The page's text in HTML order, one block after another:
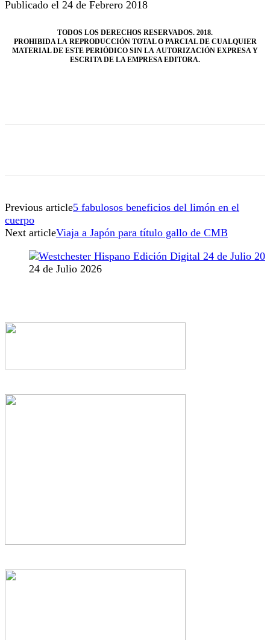
Publicado el 24 de Febrero 2018
TODOS LOS DERECHOS RESERVADOS. 2018.
PROHIBIDA LA REPRODUCCIÓN TOTAL O PARCIAL DE CUALQUIER
MATERIAL DE ESTE PERIÓDICO SIN LA AUTORIZACIÓN EXPRESA Y
ESCRITA DE LA EMPRESA EDITORA.
Previous article5 fabulosos beneficios del limón en el
cuerpo
Next articleViaja a Japón para título gallo de CMB
24 de Julio 2026